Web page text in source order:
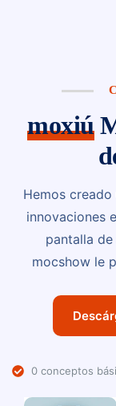
moxiú
Hemos
innovaciones
pantalla
mocshow le
0 conceptos